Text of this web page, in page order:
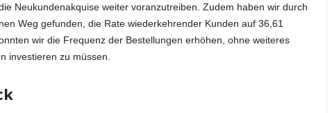
Neukundenakquise weiter voranzutreiben. Zudem haben wir durch
Weg gefunden, die Rate wiederkehrender Kunden auf 36,61
wir die Frequenz der Bestellungen erhöhen, ohne weiteres
investieren zu müssen.